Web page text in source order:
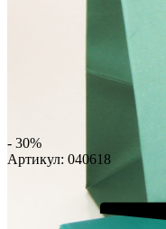
- 30%
Артикул: 040618